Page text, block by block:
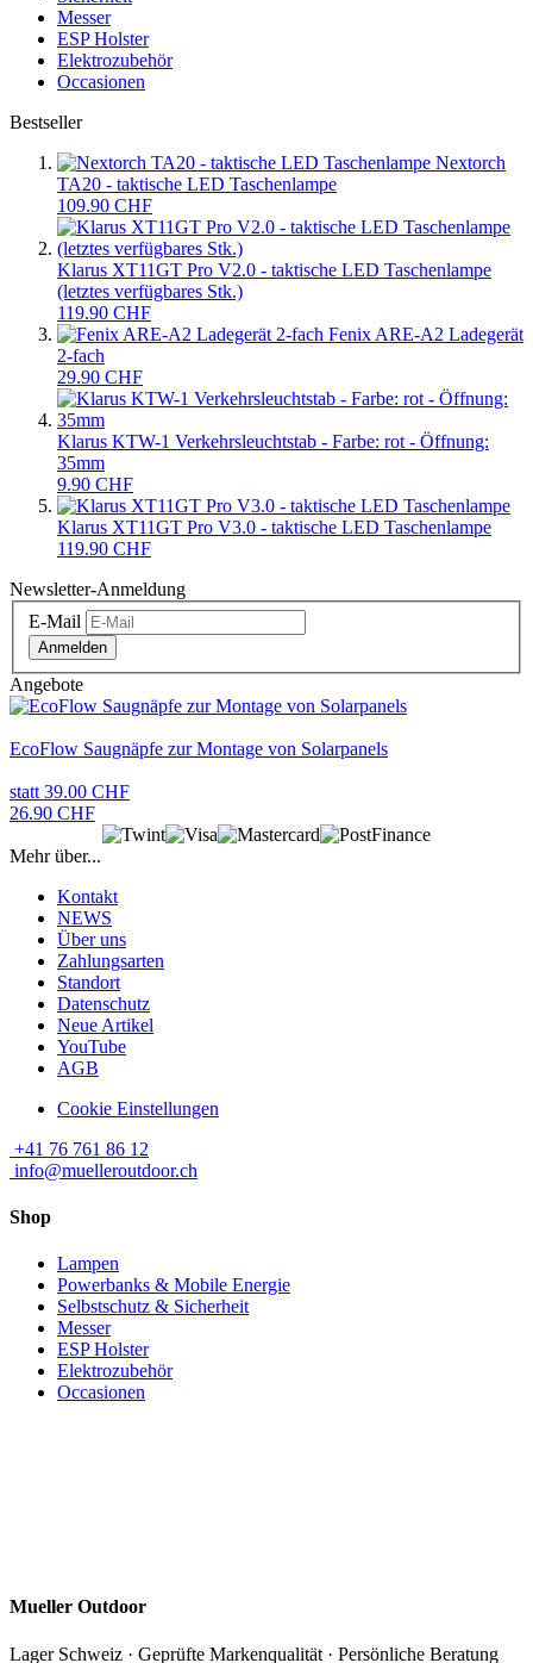
Messer
ESP Holster
Elektrozubehör
Occasionen
Bestseller
Nextorch
TA20 - taktische LED Taschenlampe
109.90 CHF
Klarus XT11GT Pro V2.0 - taktische LED Taschenlampe
(letztes verfügbares Stk.)
119.90 CHF
Fenix ARE-A2 Ladegerät
2-fach
29.90 CHF
Klarus KTW-1 Verkehrsleuchtstab - Farbe: rot - Öffnung:
35mm
9.90 CHF
Klarus XT11GT Pro V3.0 - taktische LED Taschenlampe
119.90 CHF
Newsletter-Anmeldung
E-Mail
Anmelden
Angebote
EcoFlow Saugnäpfe zur Montage von Solarpanels
statt 39.00 CHF
26.90 CHF
Mehr über...
Kontakt
NEWS
Über uns
Zahlungsarten
Standort
Datenschutz
Neue Artikel
YouTube
AGB
Cookie Einstellungen
+41 76 761 86 12
info@muelleroutdoor.ch
Shop
Lampen
Powerbanks & Mobile Energie
Selbstschutz & Sicherheit
Messer
ESP Holster
Elektrozubehör
Occasionen
Mueller Outdoor
Lager Schweiz · Geprüfte Markenqualität · Persönliche Beratung